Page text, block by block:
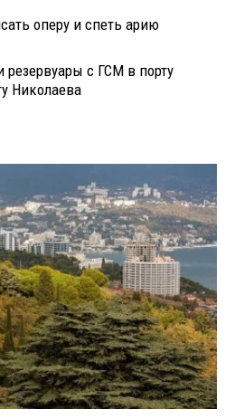
оперу и спеть арию
резервуары с ГСМ в порту
Николаева